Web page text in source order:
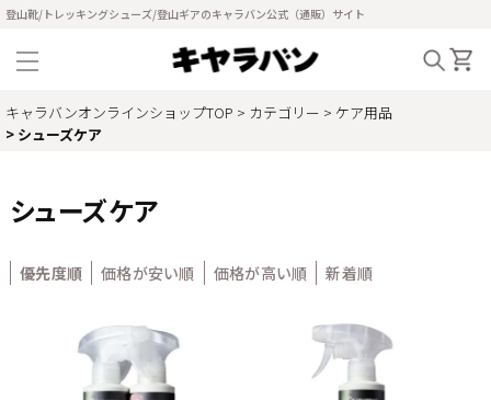
登山靴/トレッキングシューズ/登山ギアのキャラバン公式（通販）サイト
キャラバンオンラインショップTOP カテゴリー
ケア用品
シューズケア
シューズケア
優先度順 価格が安い順 価格が高い順 新着順